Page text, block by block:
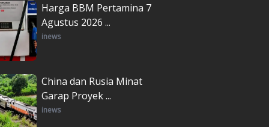
Harga BBM Pertamina 7
Agustus 2026 ...
inews
China dan Rusia Minat
Garap Proyek ...
inews